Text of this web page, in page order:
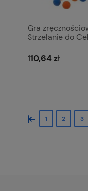
Gra
Strzelanie do
110,64 zł
« 1 2 3